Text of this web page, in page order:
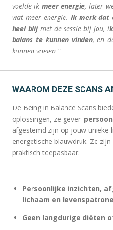
voelde ik meer energie, later
wat meer energie. Ik merk dat
heel blijmet de sessie bij jou, i
balans te kunnen vinden, en
kunnen voelen."
WAAROM DEZE SCANS
De Being in Balance Scans
oplossingen, ze geven
afgestemd zijn op jouw unieke
energetische blauwdruk. Ze
praktisch toepasbaar.
Persoonlijke inzichten,
lichaam en
Geen langdurige diëten